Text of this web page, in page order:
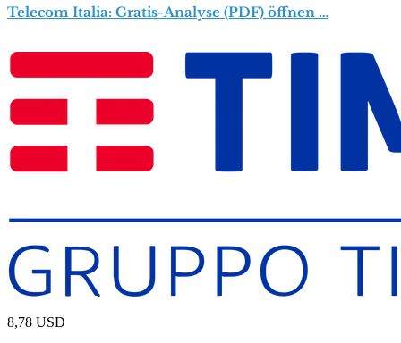
Telecom Italia: Gratis-Analyse (PDF) öffnen …
8,78 USD